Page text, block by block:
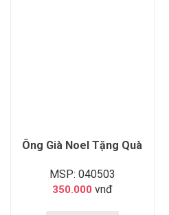
Ông Già Noel Tặng Quà
MSP: 040503
350.000 vnđ